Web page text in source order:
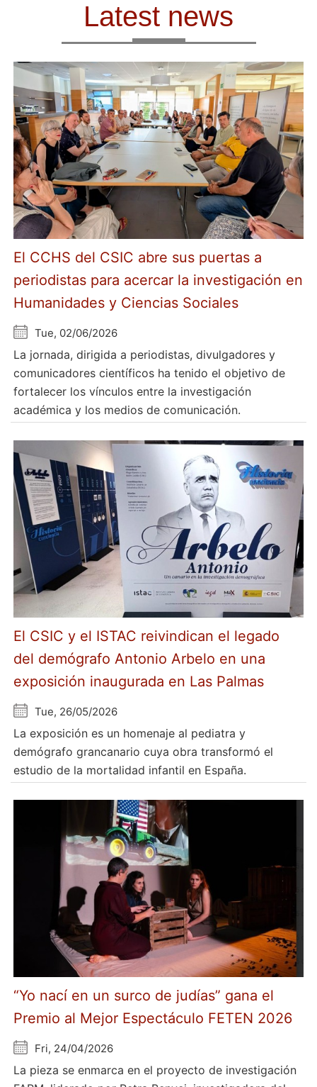
Latest news
El CCHS del CSIC abre sus puertas a
periodistas para acercar la investigación en
Humanidades y Ciencias Sociales
Tue, 02/06/2026
La jornada, dirigida a periodistas, divulgadores y
comunicadores científicos ha tenido el objetivo de
fortalecer los vínculos entre la investigación
académica y los medios de comunicación.
El CSIC y el ISTAC reivindican el legado
del demógrafo Antonio Arbelo en una
exposición inaugurada en Las Palmas
Tue, 26/05/2026
La exposición es un homenaje al pediatra y
demógrafo grancanario cuya obra transformó el
estudio de la mortalidad infantil en España.
“Yo nací en un surco de judías” gana el
Premio al Mejor Espectáculo FETEN 2026
Fri, 24/04/2026
La pieza se enmarca en el proyecto de investigación